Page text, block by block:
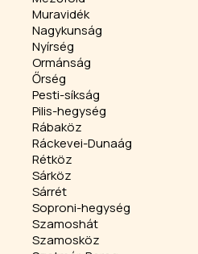
Muravidék
Nagykunság
Nyírség
Ormánság
Őrség
Pesti-síkság
Pilis-hegység
Rábaköz
Ráckevei-Dunaág
Rétköz
Sárköz
Sárrét
Soproni-hegység
Szamoshát
Szamosköz